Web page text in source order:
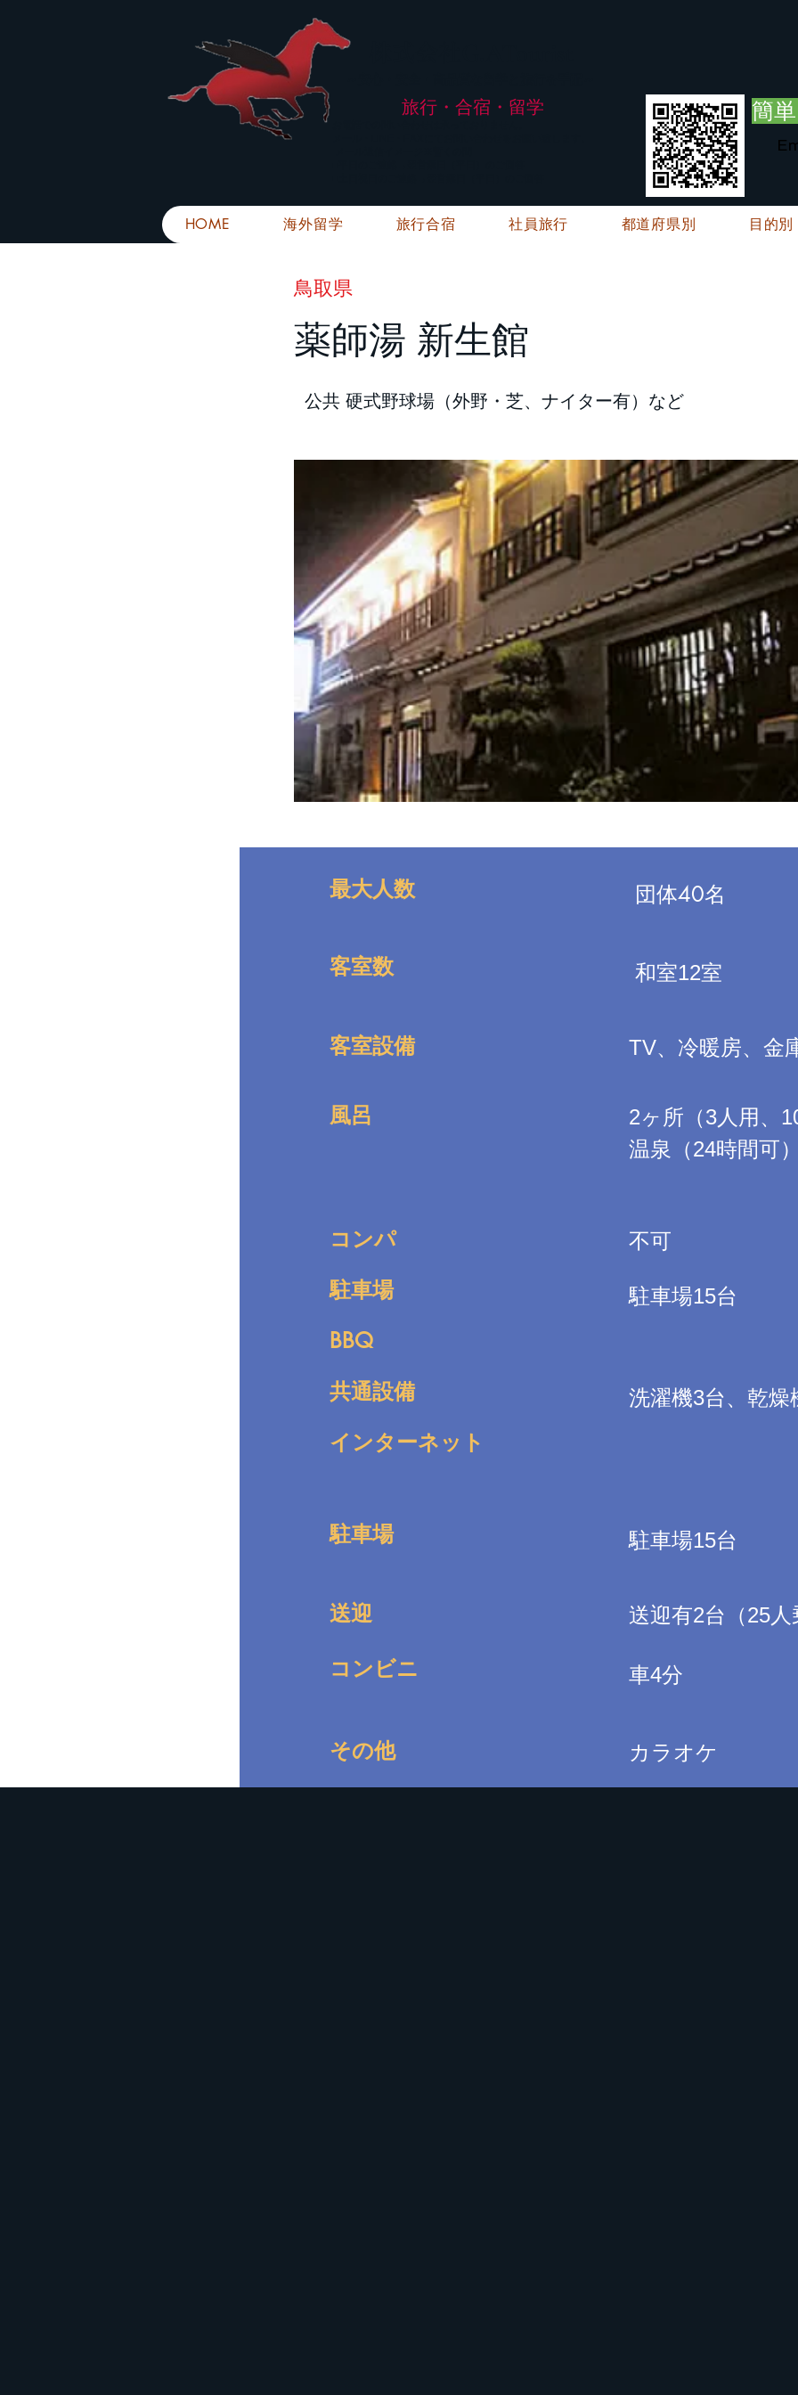
旅行・合宿・留学 簡
HOME 海外留学 旅行合宿 社員旅行 都道府県別 目的別
鳥取県
薬師湯 新生館
公共 硬式野球場（外野・芝、ナイター有）など
最大人数 団体40名
客室数 和室12室
客室設備 TV、冷暖房、金
風呂
2ヶ所（3人用、
温泉（24時間可
コンパ 不可
駐車場 駐車場15台
BBQ
共通設備
洗濯機3台、乾燥
インターネット
駐車場 駐車場15台
送迎 送迎有2台（25人
コンビニ 車4分
その他 カラオケ